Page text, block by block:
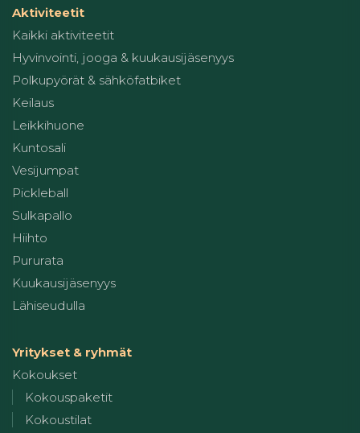
Aktiviteetit
Kaikki aktiviteetit
Hyvinvointi, jooga & kuukausijäsenyys
Polkupyörät & sähköfatbiket
Keilaus
Leikkihuone
Kuntosali
Vesijumpat
Pickleball
Sulkapallo
Hiihto
Pururata
Kuukausijäsenyys
Lähiseudulla
Yritykset & ryhmät
Kokoukset
Kokouspaketit
Kokoustilat